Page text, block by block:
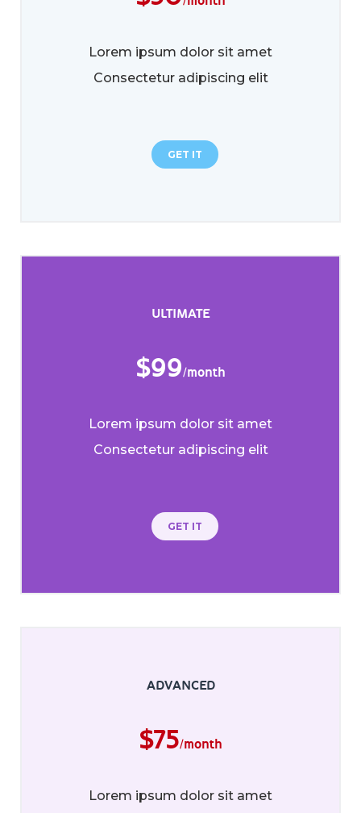
Lorem ipsum dolor sit amet
Consectetur adipiscing elit
GET IT
ULTIMATE
$99/month
Lorem ipsum dolor sit amet
Consectetur adipiscing elit
GET IT
ADVANCED
$75/month
Lorem ipsum dolor sit amet